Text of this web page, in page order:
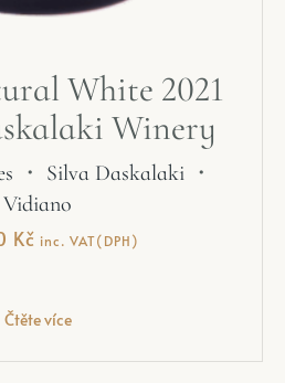
White 2021
Winery
・ Silva Daskalaki ・
Vidiano
Kč inc. VAT(DPH)
Čtěte více